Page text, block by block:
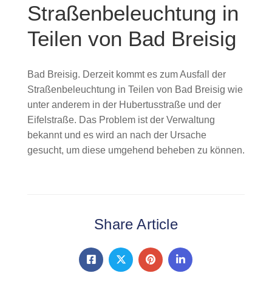
Straßenbeleuchtung in
Teilen von Bad Breisig
Bad Breisig. Derzeit kommt es zum Ausfall der
Straßenbeleuchtung in Teilen von Bad Breisig wie
unter anderem in der Hubertusstraße und der
Eifelstraße. Das Problem ist der Verwaltung
bekannt und es wird an nach der Ursache
gesucht, um diese umgehend beheben zu können.
Share Article